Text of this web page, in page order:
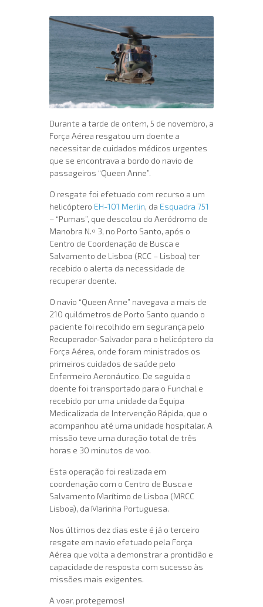
Durante a tarde de ontem, 5 de novembro, a
Força Aérea resgatou um doente a
necessitar de cuidados médicos urgentes
que se encontrava a bordo do navio de
passageiros “Queen Anne”.
O resgate foi efetuado com recurso a um
helicóptero EH-101 Merlin, da Esquadra 751
– “Pumas”, que descolou do Aeródromo de
Manobra N.º 3, no Porto Santo, após o
Centro de Coordenação de Busca e
Salvamento de Lisboa (RCC – Lisboa) ter
recebido o alerta da necessidade de
recuperar doente.
O navio “Queen Anne” navegava a mais de
210 quilómetros de Porto Santo quando o
paciente foi recolhido em segurança pelo
Recuperador-Salvador para o helicóptero da
Força Aérea, onde foram ministrados os
primeiros cuidados de saúde pelo
Enfermeiro Aeronáutico. De seguida o
doente foi transportado para o Funchal e
recebido por uma unidade da Equipa
Medicalizada de Intervenção Rápida, que o
acompanhou até uma unidade hospitalar. A
missão teve uma duração total de três
horas e 30 minutos de voo.
Esta operação foi realizada em
coordenação com o Centro de Busca e
Salvamento Marítimo de Lisboa (MRCC
Lisboa), da Marinha Portuguesa.
Nos últimos dez dias este é já o terceiro
resgate em navio efetuado pela Força
Aérea que volta a demonstrar a prontidão e
capacidade de resposta com sucesso às
missões mais exigentes.
A voar, protegemos!